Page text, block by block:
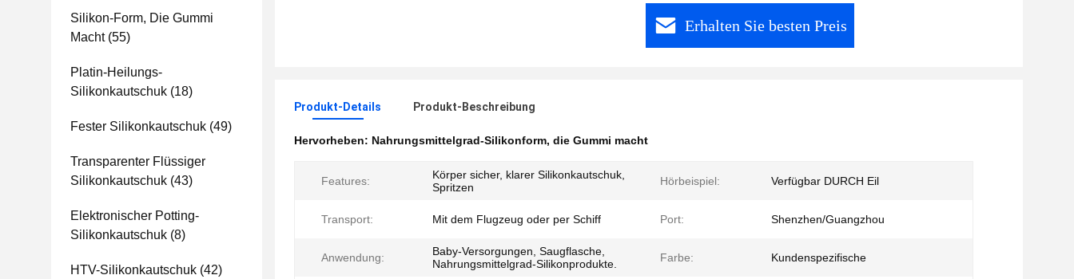
Silikon-Form, Die Gummi
Macht(55)
Platin-Heilungs-
Silikonkautschuk (18)
Fester Silikonkautschuk (49)
Transparenter Flüssiger
Silikonkautschuk (43)
Elektronischer Potting-
Silikonkautschuk (8)
HTV-Silikonkautschuk (42)
Erhalten Sie besten Preis
Produkt-Details Produkt-Beschreibung
Hervorheben: Nahrungsmittelgrad-Silikonform, die Gummi macht
Features:
Körper sicher, klarer Silikonkautschuk,
Spritzen
Hörbeispiel: Verfügbar DURCH Eil
Transport: Mit dem Flugzeug oder per Schiff Port: Shenzhen/Guangzhou
Anwendung:
Baby-Versorgungen, Saugflasche,
Nahrungsmittelgrad-Silikonprodukte.
Farbe: Kundenspezifische